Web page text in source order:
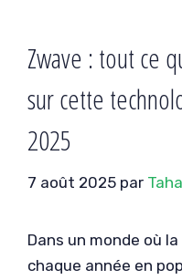
Zwave : tout ce
sur cette
2025
7 août 2025 par
Dans un monde où
chaque année en